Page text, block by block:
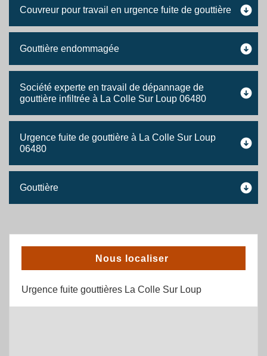
Couvreur pour travail en urgence fuite de gouttière
Gouttière endommagée
Société experte en travail de dépannage de
gouttière infiltrée à La Colle Sur Loup 06480
Urgence fuite de gouttière à La Colle Sur Loup
06480
Gouttière
Nous localiser
Urgence fuite gouttières La Colle Sur Loup